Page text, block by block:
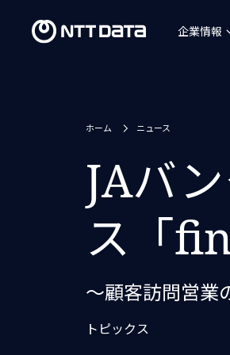
企業情報
ホーム ニュース
JAバ
ス「
～顧客訪問営業
トピックス